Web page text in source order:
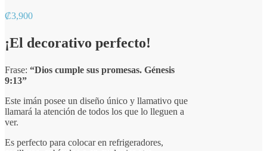
₡3,900
¡El decorativo perfecto!
Frase: “Dios cumple sus promesas. Génesis
9:13”
Este imán posee un diseño único y llamativo que
llamará la atención de todos los que lo lleguen a
ver.
Es perfecto para colocar en refrigeradores,